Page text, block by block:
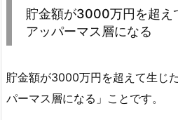
貯金額が3000万円を超
アッパーマス層になる
貯金額が3000万円を超えて生じ
パーマス層になる」ことです。